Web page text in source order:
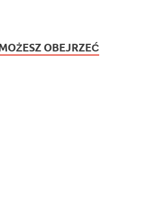
OBEJRZEĆ